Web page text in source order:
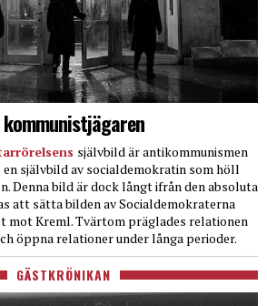
självbild är antikommunismen
en självbild av socialdemokratin som höll
Denna bild är dock långt ifrån den absoluta
att sätta bilden av Socialdemokraterna
mot Kreml. Tvärtom präglades relationen
öppna relationer under långa perioder.
GÄSTKRÖNIKAN